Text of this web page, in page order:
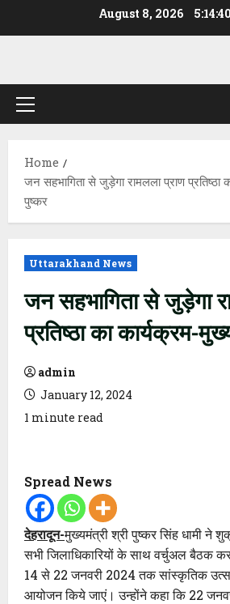
August 8, 2026
Primary
Home
जन सहभागिता से जुड़ेगा रामलला प्राण प्रतिष्ठा
पुष्कर
Uttarakhand News
जन सहभागिता से जुड़ेगा
प्रतिष्ठा का कार्यक्रम-
admin
January 12, 2024
1 minute read
Spread News
देहरादून-मुख्यमंत्री श्री पुष्कर सिंह धामी ने
सभी जिलाधिकारियों के साथ वर्चुअल बैठक कर
14 से 22 जनवरी 2024 तक सांस्कृतिक
आयोजन किये जाएं। उन्होंने कहा कि 22